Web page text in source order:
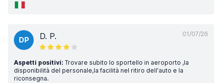
01/07/26
DP D. P.
Aspetti positivi: Trovare subito lo sportello in aeroporto ,la
disponibilità del personale,la facilità nel ritiro dell'auto e la
riconsegna.